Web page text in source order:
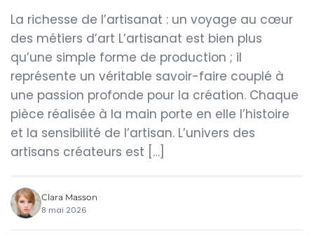
La richesse de l’artisanat : un voyage au cœur
des métiers d’art L’artisanat est bien plus
qu’une simple forme de production ; il
représente un véritable savoir-faire couplé à
une passion profonde pour la création. Chaque
pièce réalisée à la main porte en elle l’histoire
et la sensibilité de l’artisan. L’univers des
artisans créateurs est […]
Clara Masson
8 mai 2026